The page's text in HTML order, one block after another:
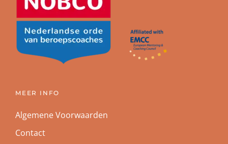
MEER INFO
Algemene Voorwaarden
Contact